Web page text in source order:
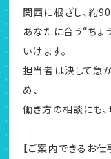
関西に根ざし、約
あなたに合う“ち
いけます。
担当者は決して急
め、
働き方の相談にも、
【ご案内できるお仕